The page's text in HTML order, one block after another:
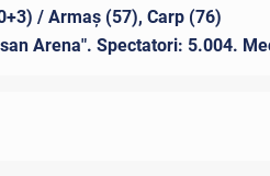
/ Armaș (57), Carp (76)
Arena". Spectatori: 5.004.